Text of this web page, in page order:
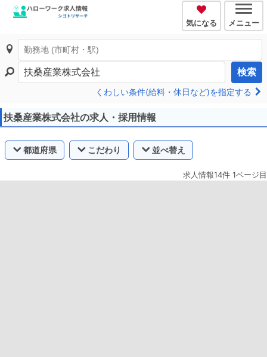
気になる メニュー
検索
くわしい条件(給料・休日など)を指定する
扶桑産業株式会社の求人・採用情報
都道府県 こだわり 並べ替え
求人情報14件 1ページ目